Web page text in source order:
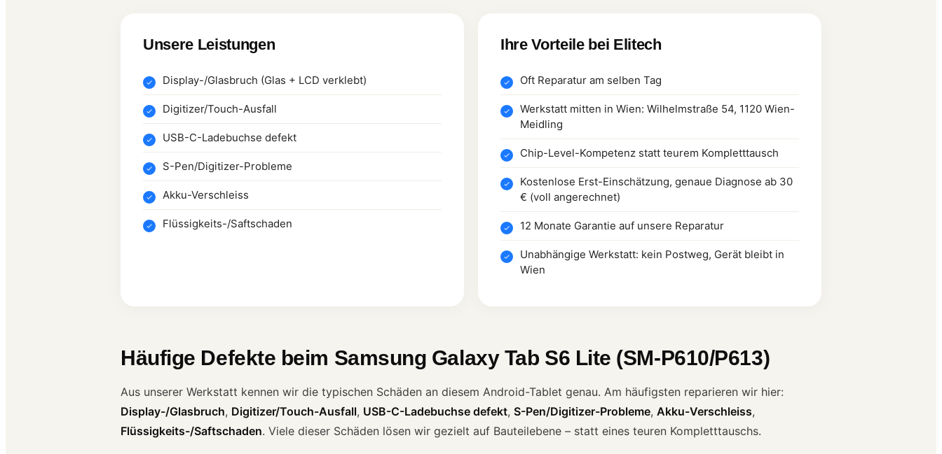
Unsere Leistungen
Display-/Glasbruch (Glas + LCD verklebt)
Digitizer/Touch-Ausfall
USB-C-Ladebuchse defekt
S-Pen/Digitizer-Probleme
Akku-Verschleiss
Flüssigkeits-/Saftschaden
Ihre Vorteile bei Elitech
Oft Reparatur am selben Tag
Werkstatt mitten in Wien: Wilhelmstraße 54, 1120 Wien-
Meidling
Chip-Level-Kompetenz statt teurem Kompletttausch
Kostenlose Erst-Einschätzung, genaue Diagnose ab 30
€ (voll angerechnet)
12 Monate Garantie auf unsere Reparatur
Unabhängige Werkstatt: kein Postweg, Gerät bleibt in
Wien
Häufige Defekte beim Samsung Galaxy Tab S6 Lite (SM-P610/P613)
Aus unserer Werkstatt kennen wir die typischen Schäden an diesem Android-Tablet genau. Am häufigsten reparieren wir hier:
Display-/Glasbruch, Digitizer/Touch-Ausfall, USB-C-Ladebuchse defekt, S-Pen/Digitizer-Probleme, Akku-Verschleiss,
Flüssigkeits-/Saftschaden. Viele dieser Schäden lösen wir gezielt auf Bauteilebene – statt eines teuren Kompletttauschs.